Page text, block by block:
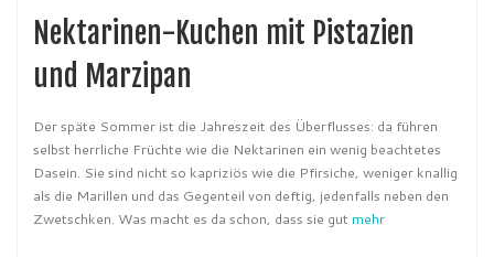
Nektarinen-Kuchen mit Pistazien
und Marzipan
Der späte Sommer ist die Jahreszeit des Überflusses: da führen
selbst herrliche Früchte wie die Nektarinen ein wenig beachtetes
Dasein. Sie sind nicht so kapriziös wie die Pfirsiche, weniger knallig
als die Marillen und das Gegenteil von deftig, jedenfalls neben den
Zwetschken. Was macht es da schon, dass sie gut mehr